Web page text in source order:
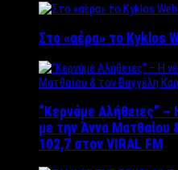
Στο «αέρα» το Kyklos
“Kερνάμε Αλήθειες”
με την Άννα Ματθαίου
102,7 στον VIRAL FM